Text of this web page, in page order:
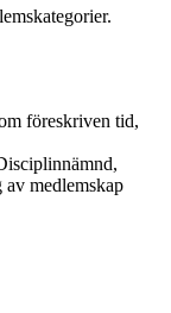
föreskriven tid,
av medlemskap